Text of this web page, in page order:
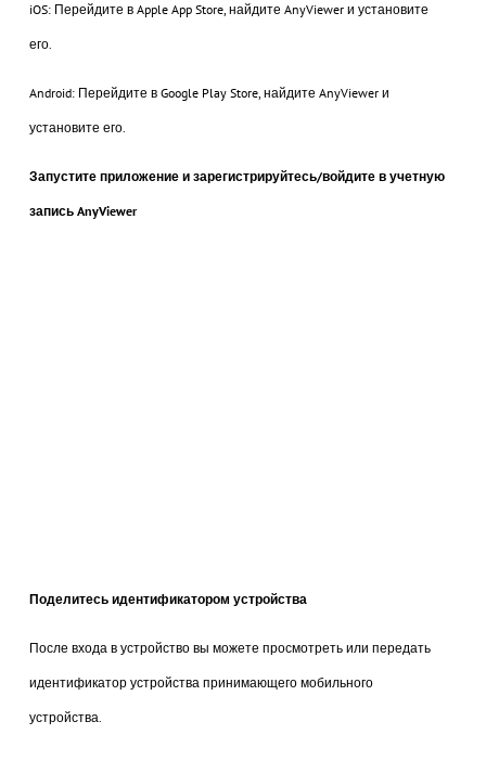
iOS: Перейдите в Apple App Store, найдите AnyViewer и установите
его.
Android: Перейдите в Google Play Store, найдите AnyViewer и
установите его.
Запустите приложение и зарегистрируйтесь/войдите в учетную
запись AnyViewer
Поделитесь идентификатором устройства
После входа в устройство вы можете просмотреть или передать
идентификатор устройства принимающего мобильного
устройства.